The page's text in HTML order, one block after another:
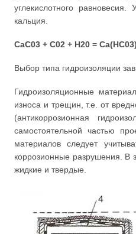
углекислотного
кальция.
СаС03 + С02 + Н20 =
Выбор типа гидроизоляции
Гидроизоляционные
износа и трещин, т.е. от
(антикоррозионная
самостоятельной частью
материалов следует
коррозионные разрушения. В
жидкие и твердые.